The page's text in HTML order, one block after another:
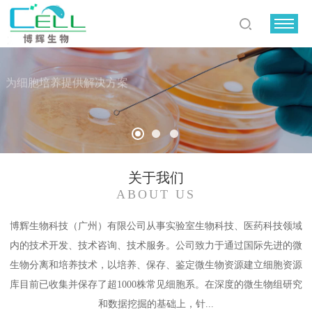
为细胞培养提供解决方案
整套细胞培养试剂，血清、培养基、胰酶、双抗、PBS、添加因子
关于我们
ABOUT US
博辉生物科技（广州）有限公司从事实验室生物科技、医药科技领域
内的技术开发、技术咨询、技术服务。公司致力于通过国际先进的微
生物分离和培养技术，以培养、保存、鉴定微生物资源建立细胞资源
库目前已收集并保存了超1000株常见细胞系。在深度的微生物组研究
和数据挖掘的基础上，针...